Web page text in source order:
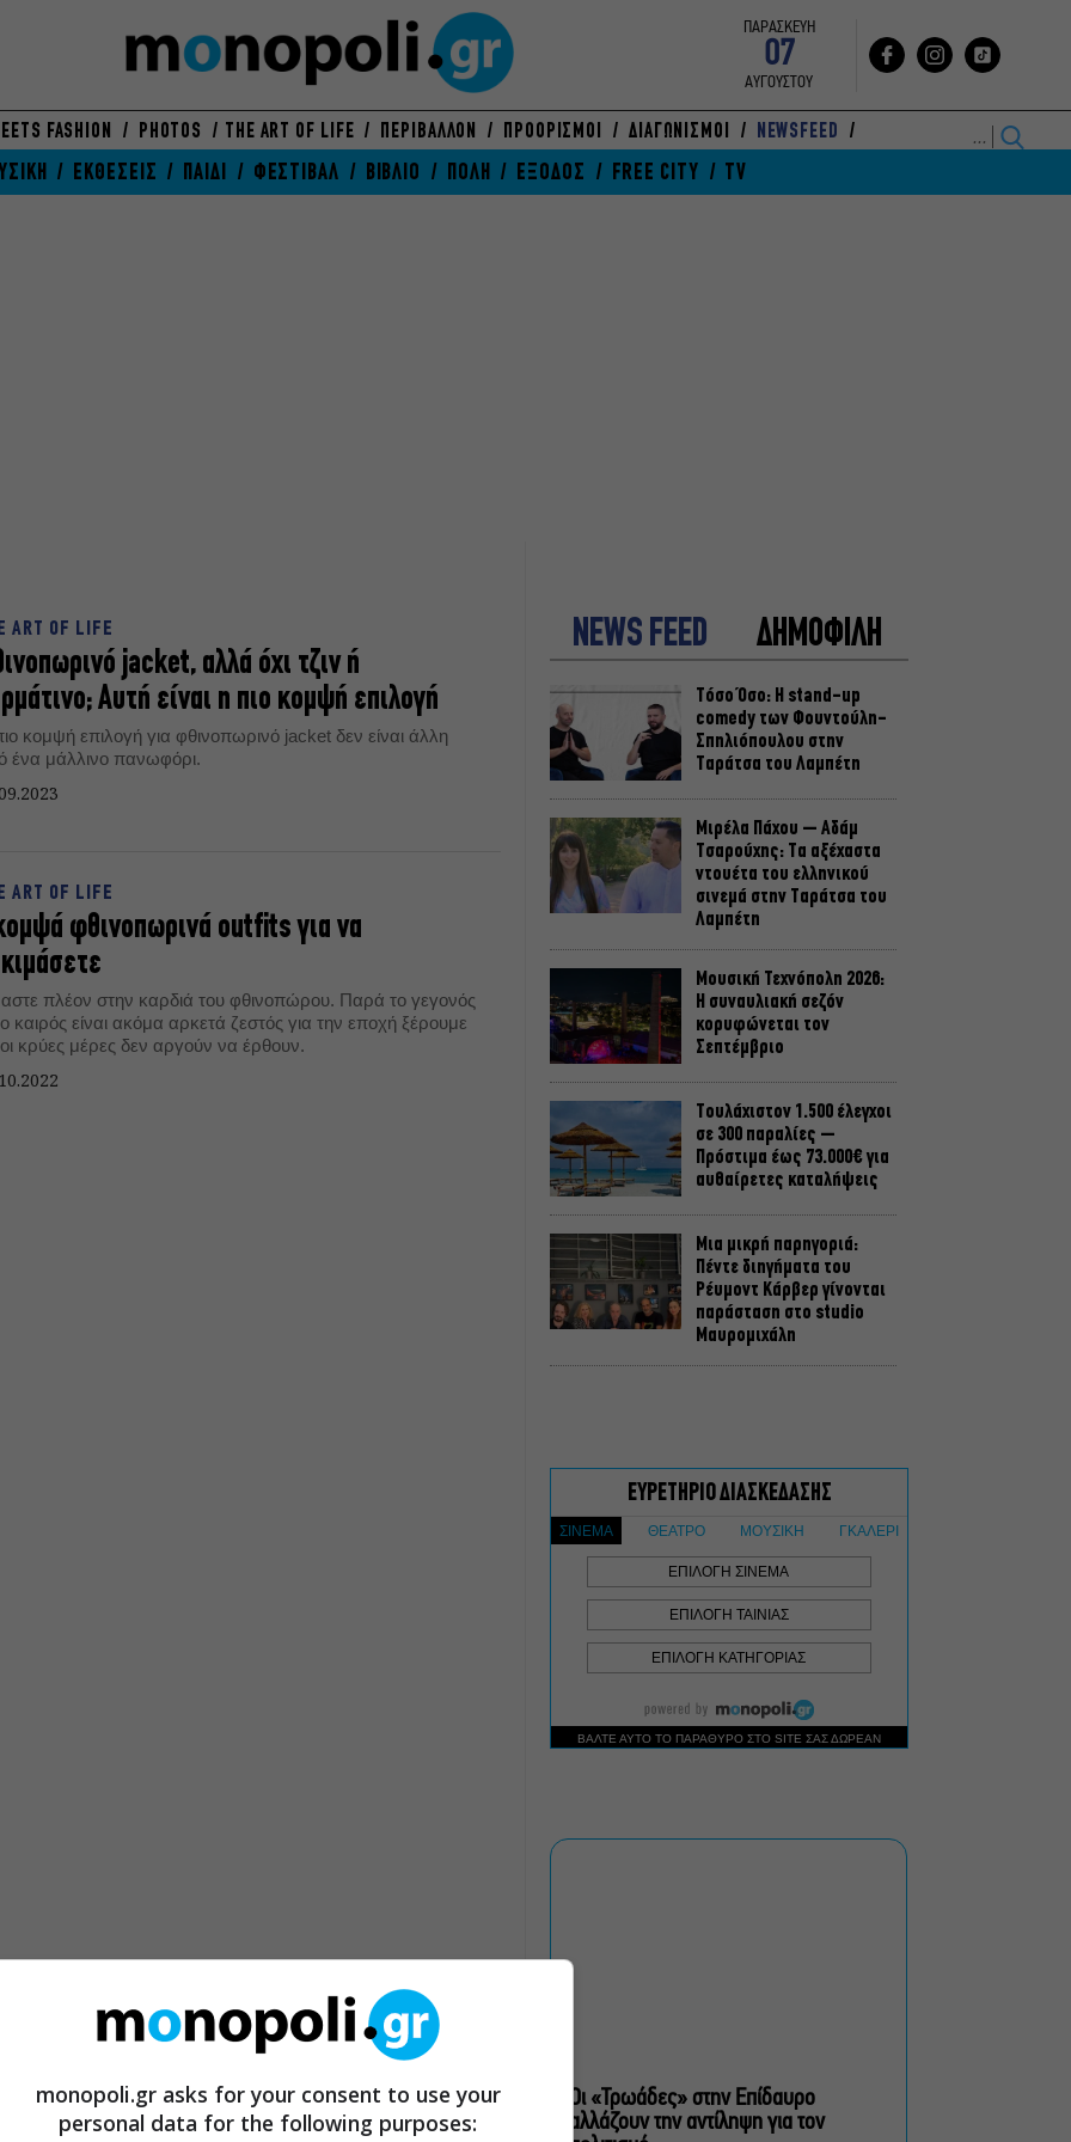
ΠΑΡΑΣΚΕΥΗ
07
ΑΥΓΟΥΣΤΟΥ
FASHION PHOTOS THE ART OF LIFE ΠΕΡΙΒΑΛΛΟΝ ΠΡΟΟΡΙΣΜΟΙ ΔΙΑΓΩΝΙΣΜΟΙ NEWSFEED
ΕΚΘΕΣΕΙΣ ΠΑΙΔΙ ΦΕΣΤΙΒΑΛ ΒΙΒΛΙΟ ΠΟΛΗ ΕΞΟΔΟΣ FREE CITY TV
ART OF LIFE
jacket, αλλά όχι τζιν ή
Αυτή είναι η πιο κομψή επιλογή
κομψή επιλογή για φθινοπωρινό jacket δεν είναι άλλη
ένα μάλλινο πανωφόρι.
ART OF LIFE
φθινοπωρινά outfits για να
πλέον στην καρδιά του φθινοπώρου. Παρά το γεγονός
ο καιρός είναι ακόμα αρκετά ζεστός για την εποχή ξέρουμε
οι κρύες μέρες δεν αργούν να έρθουν.
NEWS FEED ΔΗΜΟΦΙΛΗ
Τόσο Όσο: Η stand-up
comedy των Φουντούλη-
Σπηλιόπουλου στην
Ταράτσα του Λαμπέτη
Μιρέλα Πάχου – Αδάμ
Τσαρούχης: Τα αξέχαστα
ντουέτα του ελληνικού
σινεμά στην Ταράτσα του
Λαμπέτη
Μουσική Τεχνόπολη 2026:
Η συναυλιακή σεζόν
κορυφώνεται τον
Σεπτέμβριο
Τουλάχιστον 1.500 έλεγχοι
σε 300 παραλίες –
Πρόστιμα έως 73.000€ για
αυθαίρετες καταλήψεις
Μια μικρή παρηγοριά:
Πέντε διηγήματα του
Ρέυμοντ Κάρβερ γίνονται
παράσταση στο studio
Μαυρομιχάλη
ραντεβού
Πόρτο Γερμενό: Ξεκινούν
οι αιτήσεις αποζημίωσης
για τους πυρόπληκτους –
Πάνω από 100 σπίτια
καταστράφηκαν
Βάζετε αντηλιακό αλλά οι
πανάδες επιμένουν; Τα
λάθη που αφήνουν το
δέρμα εκτεθειμένο
Ακροναυπλίας με
Οι «Τρωάδες» στην Επίδαυρο
αλλάζουν την αντίληψη για τον
monopoli.gr asks for your consent to use your
personal data for the following purposes: